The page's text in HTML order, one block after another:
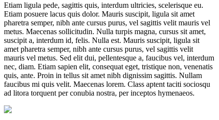
Etiam ligula pede, sagittis quis, interdum ultricies, scelerisque eu.
Etiam posuere lacus quis dolor. Mauris suscipit, ligula sit amet
pharetra semper, nibh ante cursus purus, vel sagittis velit mauris vel
metus. Maecenas sollicitudin. Nulla turpis magna, cursus sit amet,
suscipit a, interdum id, felis. Nulla est. Mauris suscipit, ligula sit
amet pharetra semper, nibh ante cursus purus, vel sagittis velit
mauris vel metus. Sed elit dui, pellentesque a, faucibus vel, interdum
nec, diam. Etiam sapien elit, consequat eget, tristique non, venenatis
quis, ante. Proin in tellus sit amet nibh dignissim sagittis. Nullam
faucibus mi quis velit. Maecenas lorem. Class aptent taciti sociosqu
ad litora torquent per conubia nostra, per inceptos hymenaeos.